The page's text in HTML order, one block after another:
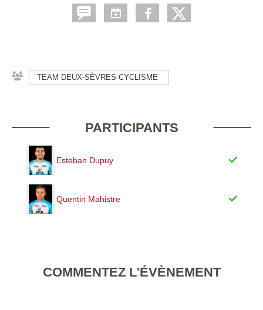
TEAM DEUX-SÈVRES CYCLISME
PARTICIPANTS
Esteban Dupuy
Quentin Mahistre
COMMENTEZ L’ÉVÈNEMENT